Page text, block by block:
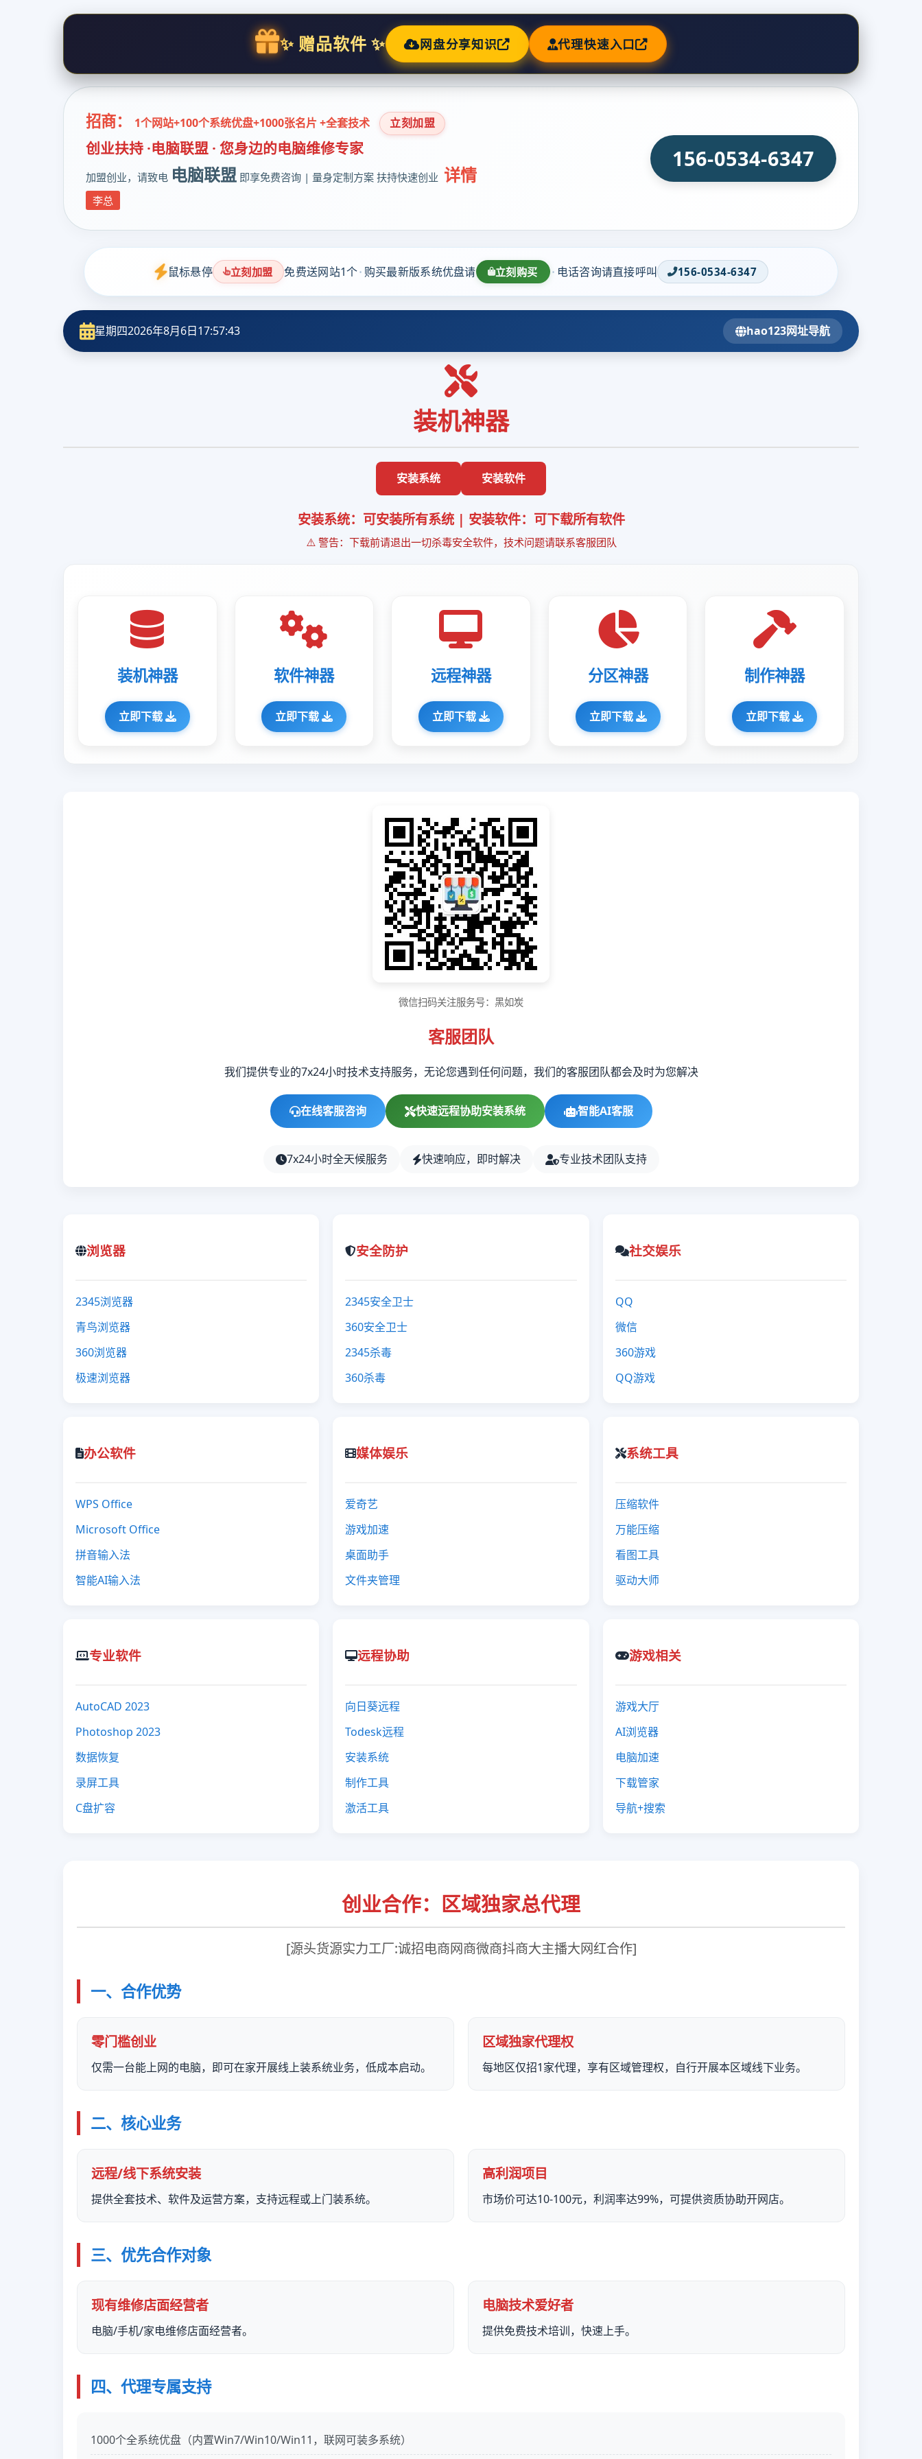
✨ 赠品软件 ✨ 网盘分享知识 代理快速入口
招商： 1个网站+100个系统优盘+1000张名片 +全套技术 立刻加盟
创业扶持 ·电脑联盟 · 您身边的电脑维修专家
加盟创业，请致电 电脑联盟 即享免费咨询 | 量身定制方案 扶持快速创业 详情
李总
156-0534-6347
鼠标悬停 立刻加盟 免费送网站1个· 购买最新版系统优盘请 立刻购买 · 电话咨询请直接呼叫 156-0534-6347
星期四2026年8月6日17:57:44 hao123网址导航
装机神器
安装系统 安装软件
安装系统：可安装所有系统 | 安装软件：可下载所有软件
⚠️ 警告：下载前请退出一切杀毒安全软件，技术问题请联系客服团队
装机神器
立即下载
软件神器
立即下载
远程神器
立即下载
分区神器
立即下载
制作神器
立即下载
微信扫码关注服务号：黑如炭
客服团队
我们提供专业的7x24小时技术支持服务，无论您遇到任何问题，我们的客服团队都会及时为您解决
在线客服咨询 快速远程协助安装系统 智能AI客服
7x24小时全天候服务 快速响应，即时解决 专业技术团队支持
浏览器
2345浏览器
青鸟浏览器
360浏览器
极速浏览器
安全防护
2345安全卫士
360安全卫士
2345杀毒
360杀毒
社交娱乐
QQ
微信
360游戏
QQ游戏
办公软件
WPS Office
Microsoft Office
拼音输入法
智能AI输入法
媒体娱乐
爱奇艺
游戏加速
桌面助手
文件夹管理
系统工具
压缩软件
万能压缩
看图工具
驱动大师
专业软件
AutoCAD 2023
Photoshop 2023
数据恢复
录屏工具
C盘扩容
远程协助
向日葵远程
Todesk远程
安装系统
制作工具
激活工具
游戏相关
游戏大厅
AI浏览器
电脑加速
下载管家
导航+搜索
创业合作：区域独家总代理
[源头货源实力工厂:诚招电商网商微商抖商大主播大网红合作]
一、合作优势
零门槛创业
仅需一台能上网的电脑，即可在家开展线上装系统业务，低成本启动。
区域独家代理权
每地区仅招1家代理，享有区域管理权，自行开展本区域线下业务。
二、核心业务
远程/线下系统安装
提供全套技术、软件及运营方案，支持远程或上门装系统。
高利润项目
市场价可达10-100元，利润率达99%，可提供资质协助开网店。
三、优先合作对象
现有维修店面经营者
电脑/手机/家电维修店面经营者。
电脑技术爱好者
提供免费技术培训，快速上手。
四、代理专属支持
1000个全系统优盘（内置Win7/Win10/Win11，联网可装多系统）